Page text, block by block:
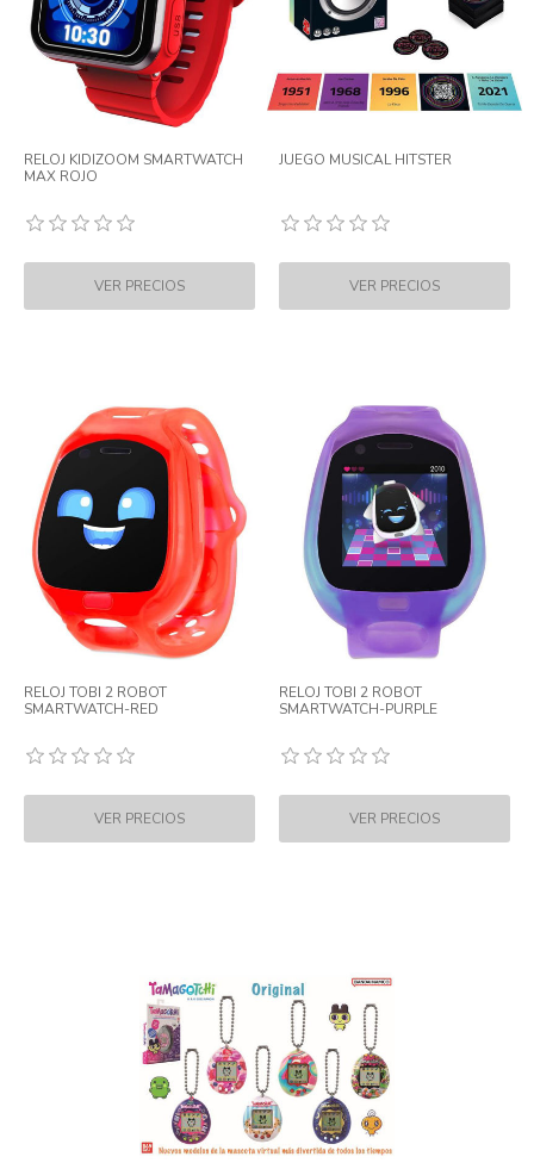
RELOJ KIDIZOOM SMARTWATCH
MAX ROJO
JUEGO MUSICAL HITSTER
RELOJ TOBI 2 ROBOT
SMARTWATCH-RED
RELOJ TOBI 2 ROBOT
SMARTWATCH-PURPLE